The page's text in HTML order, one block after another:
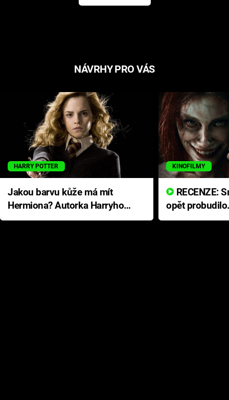
NÁVRHY PRO VÁS
HARRY POTTER
Jakou barvu kůže má mít
Hermiona? Autorka Harryho
Pottera přišla s ráznou
KINOFILMY
opět
přichází s